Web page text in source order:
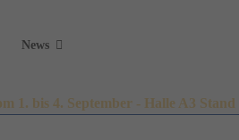
News
1. bis 4. September - Halle A3 Stand